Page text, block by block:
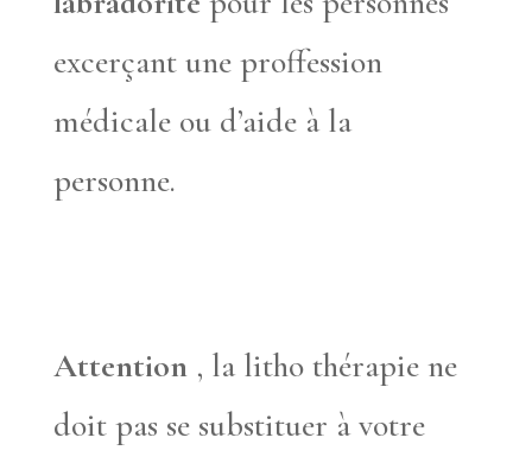
excerçant une proffession
médicale ou d’aide à la
personne.
Attention, la litho thérapie ne
doit pas se substituer à votre